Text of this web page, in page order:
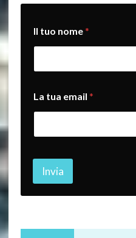
l
*
Il tuo nome*
La tua email *
Invia